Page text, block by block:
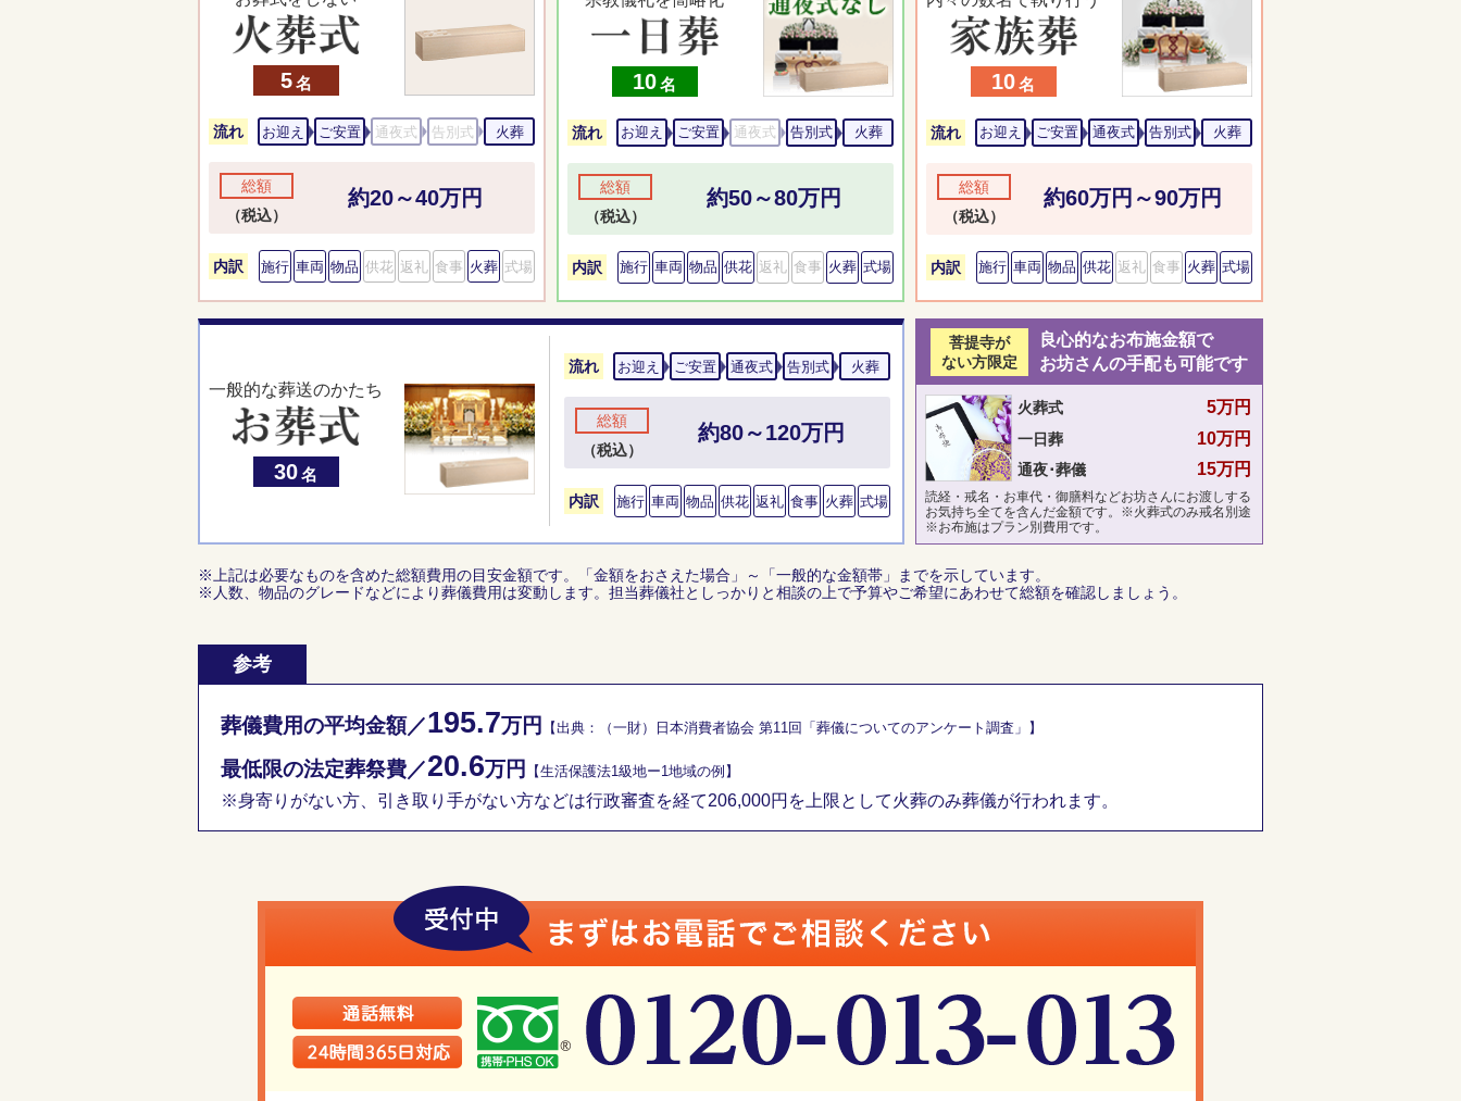
5 名
流れ お迎え ご安置 通夜式 告別式 火葬
総額
（税込）
約20～40万円
内訳 施行 車両 物品 供花 返礼 食事 火葬 式場
10名
流れ お迎え ご安置 通夜式 告別式 火葬
総額
（税込）
約50～80万円
内訳 施行 車両 物品 供花 返礼 食事 火葬 式場
10名
流れ お迎え ご安置 通夜式 告別式 火葬
総額
（税込）
約60万円～90万円
内訳 施行 車両 物品 供花 返礼 食事 火葬 式場
一般的な葬送のかたち
30名
流れ お迎え ご安置 通夜式 告別式 火葬
総額
（税込）
約80～120万円
内訳 施行 車両 物品 供花 返礼 食事 火葬 式場
菩提寺が
ない方限定
良心的なお布施金額で
お坊さんの手配も可能です
火葬式 5万円
一日葬 10万円
通夜･葬儀 15万円
読経・戒名・お車代・御膳料などお坊さんにお渡しする
お気持ち全てを含んだ金額です。※火葬式のみ戒名別途
※お布施はプラン別費用です。
※上記は必要なものを含めた総額費用の目安金額です。「金額をおさえた場合」～「一般的な金額帯」までを示しています。
※人数、物品のグレードなどにより葬儀費用は変動します。担当葬儀社としっかりと相談の上で予算やご希望にあわせて総額を確認しましょう。
参考
葬儀費用の平均金額／195.7万円 【出典：（一財）日本消費者協会 第11回「葬儀についてのアンケート調査」】
最低限の法定葬祭費／20.6万円 【生活保護法1級地ー1地域の例】
※身寄りがない方、引き取り手がない方などは行政審査を経て206,000円を上限として火葬のみ葬儀が行われます。